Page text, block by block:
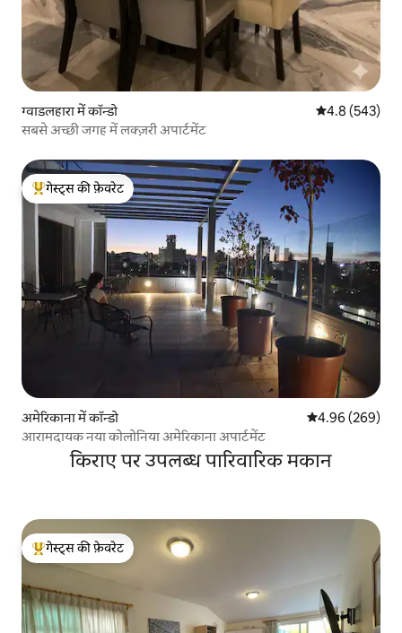
ग्वाडलहारा में कॉन्डो औसत रेटिंग 5 में
4.8 (543)
सबसे अच्छी जगह में लक्ज़री अपार्टमेंट
गेस्ट्स का टॉप फ़ेवरेट
गेस्ट्स की फ़ेवरेट
अमेरिकाना में कॉन्डो औसत रेटिंग 5 में से
4.96 (269)
आरामदायक नया कोलोनिया अमेरिकाना अपार्टमेंट
किराए पर उपलब्ध पारिवारिक मकान
गेस्ट्स का टॉप फ़ेवरेट
गेस्ट्स की फ़ेवरेट